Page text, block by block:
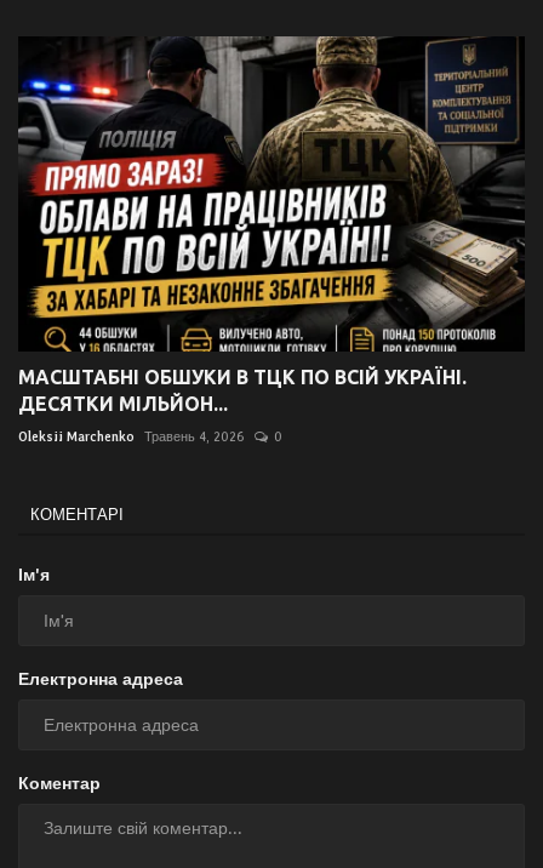
МАСШТАБНІ ОБШУКИ В ТЦК ПО ВСІЙ УКРАЇНІ.
ДЕСЯТКИ МІЛЬЙОН...
Oleksii Marchenko Травень 4, 2026 0
КОМЕНТАРІ
Ім'я
Електронна адреса
Коментар